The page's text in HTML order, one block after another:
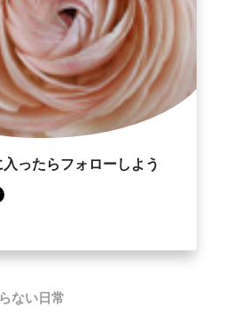
ったらフォローしよう
ない日常